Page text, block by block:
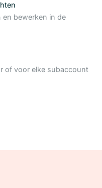
en bewerken in de
of voor elke subaccount